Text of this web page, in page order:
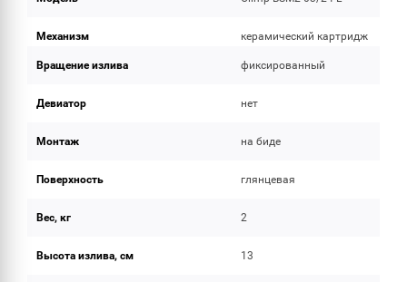
Механизм керамический картридж
Вращение излива фиксированный
Девиатор нет
Монтаж на биде
Поверхность глянцевая
Вес, кг 2
Высота излива, см 13